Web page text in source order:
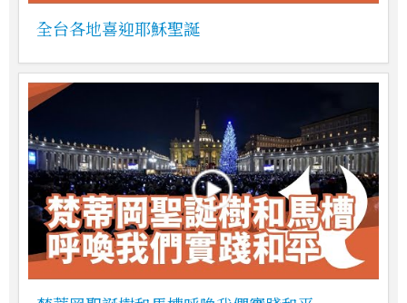
全台各地喜迎耶穌聖誕